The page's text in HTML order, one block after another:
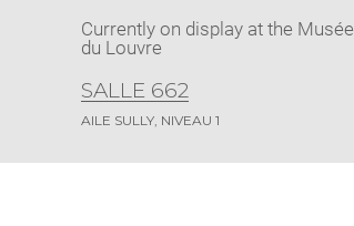
Currently on display at the Musée
du Louvre
SALLE 662
AILE SULLY, NIVEAU 1